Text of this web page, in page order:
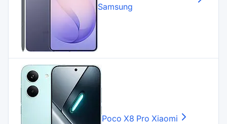
Samsung
Poco X8 Pro Xiaomi